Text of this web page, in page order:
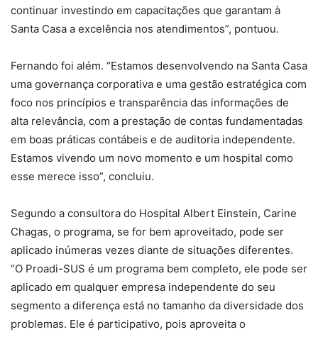
continuar investindo em capacitações que garantam à
Santa Casa a excelência nos atendimentos”, pontuou.
Fernando foi além. “Estamos desenvolvendo na Santa Casa
uma governança corporativa e uma gestão estratégica com
foco nos princípios e transparência das informações de
alta relevância, com a prestação de contas fundamentadas
em boas práticas contábeis e de auditoria independente.
Estamos vivendo um novo momento e um hospital como
esse merece isso”, concluiu.
Segundo a consultora do Hospital Albert Einstein, Carine
Chagas, o programa, se for bem aproveitado, pode ser
aplicado inúmeras vezes diante de situações diferentes.
“O Proadi-SUS é um programa bem completo, ele pode ser
aplicado em qualquer empresa independente do seu
segmento a diferença está no tamanho da diversidade dos
problemas. Ele é participativo, pois aproveita o